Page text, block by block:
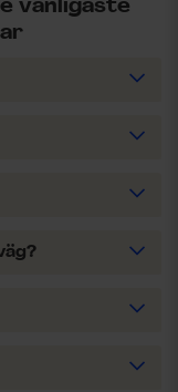
vanligaste